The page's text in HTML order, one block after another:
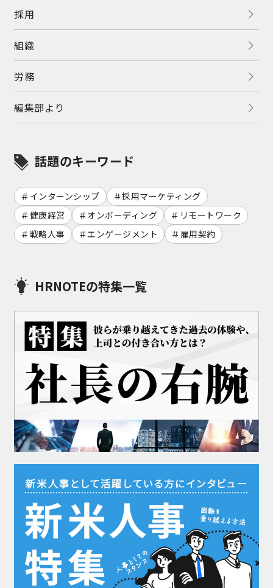
採用
組織
労務
編集部より
話題のキーワード
インターンシップ
採用マーケティング
健康経営
オンボーディング
リモートワーク
戦略人事
エンゲージメント 雇用契約
HRNOTEの特集一覧